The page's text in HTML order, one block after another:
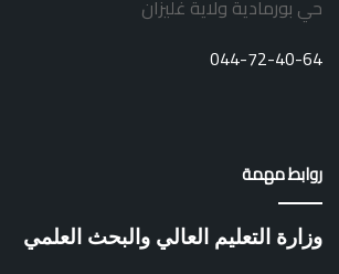
ة
حي بورمادية ولاية غليزان
044-72-40-64
روابط مهمة
وزارة التعليم العالي والبحث العلمي